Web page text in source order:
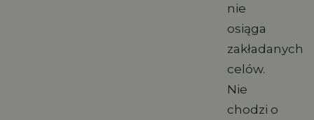
nie
osiąga
zakładanych
celów.
Nie
chodzi o